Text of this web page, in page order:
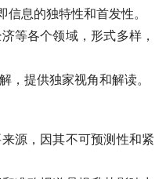
信息的独特性和首发性。
，提供独家视角和解读。